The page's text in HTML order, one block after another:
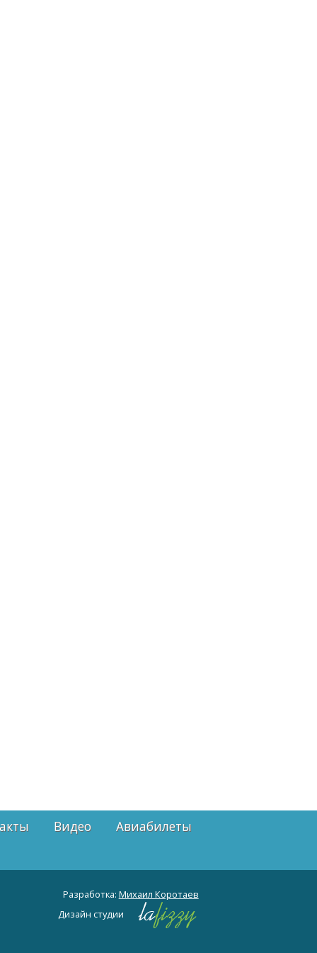
Видео
Авиабилеты
Разработка: Михаил Коротаев
Дизайн студии